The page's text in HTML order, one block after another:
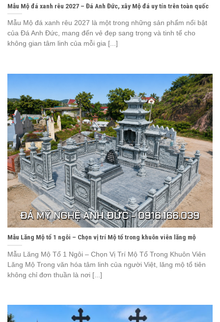
Mẫu Mộ đá xanh rêu 2027 – Đá Anh Đức, xây Mộ đá uy tín trên toàn quốc
Mẫu Mộ đá xanh rêu 2027 là một trong những sản phẩm nổi bật
của Đá Anh Đức, mang đến vẻ đẹp sang trọng và tinh tế cho
không gian tâm linh của mỗi gia [...]
Mẫu Lăng Mộ tổ 1 ngôi – Chọn vị trí Mộ tổ trong khuôn viên lăng mộ
Mẫu Lăng Mộ Tổ 1 Ngôi – Chọn Vị Trí Mộ Tổ Trong Khuôn Viên
Lăng Mộ Trong văn hóa tâm linh của người Việt, lăng mộ tổ tiên
không chỉ đơn thuần là nơi [...]